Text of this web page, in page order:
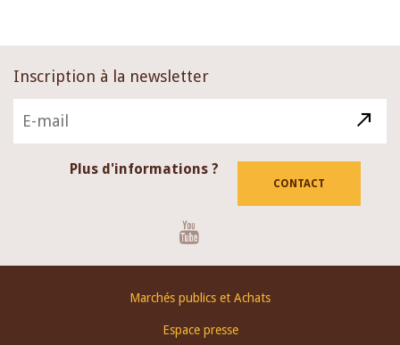
Inscription à la newsletter
Plus d'informations ?
CONTACT
Marchés publics et Achats
Espace presse